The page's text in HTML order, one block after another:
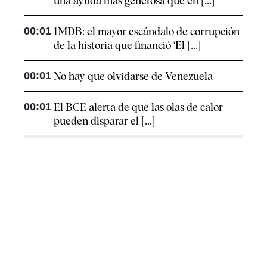
00:01 1MDB: el mayor escándalo de corrupción
de la historia que financió ‘El [...]
00:01 No hay que olvidarse de Venezuela
00:01 El BCE alerta de que las olas de calor
pueden disparar el [...]